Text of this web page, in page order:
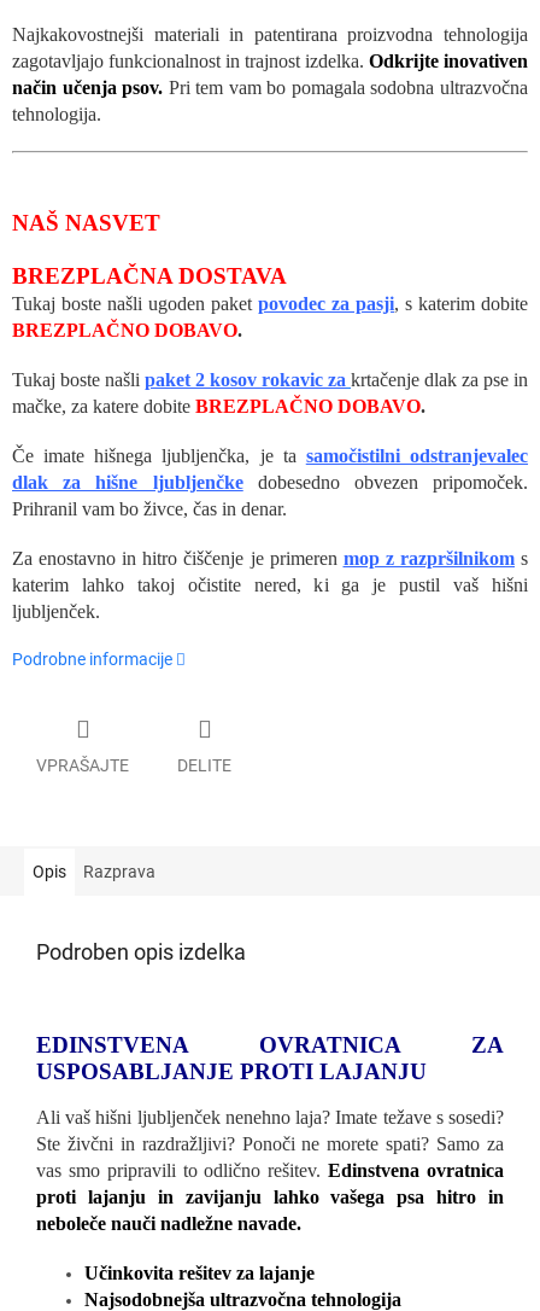
Najkakovostnejši materiali in patentirana proizvodna tehnologija
zagotavljajo funkcionalnost in trajnost izdelka. Odkrijte inovativen
način učenja psov. Pri tem vam bo pomagala sodobna ultrazvočna
tehnologija.
NAŠ NASVET
BREZPLAČNA DOSTAVA
Tukaj boste našli ugoden paket povodec za pasji, s katerim dobite
BREZPLAČNO DOBAVO.
Tukaj boste našli paket 2 kosov rokavic za krtačenje dlak za pse in
mačke, za katere dobite BREZPLAČNO DOBAVO.
Če imate hišnega ljubljenčka, je ta samočistilni odstranjevalec
dlak za hišne ljubljenčkedobesedno obvezen pripomoček.
Prihranil vam bo živce, čas in denar.
Za enostavno in hitro čiščenje je primeren mop z razpršilnikoms
katerim lahko takoj očistite nered, ki ga je pustil vaš hišni
ljubljenček.
Podrobne informacije
VPRAŠAJTE DELITE
Opis Razprava
Podroben opis izdelka
EDINSTVENA OVRATNICA ZA
USPOSABLJANJE PROTI LAJANJU
Ali vaš hišni ljubljenček nenehno laja? Imate težave s sosedi?
Ste živčni in razdražljivi? Ponoči ne morete spati? Samo za
vas smo pripravili to odlično rešitev.Edinstvena ovratnica
proti lajanju in zavijanju lahko vašega psa hitro in
neboleče nauči nadležne navade.
Učinkovita rešitev za lajanje
Najsodobnejša ultrazvočna tehnologija